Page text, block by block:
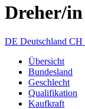
Dreher/in
DE Deutschland CH
Übersicht
Bundesland
Geschlecht
Qualifikation
Kaufkraft